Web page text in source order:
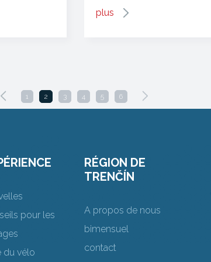
plus
1 2 3 4 5 6
pour les
du vélo
RÉGION DE
TRENČÍN
A propos de nous
bimensuel
contact